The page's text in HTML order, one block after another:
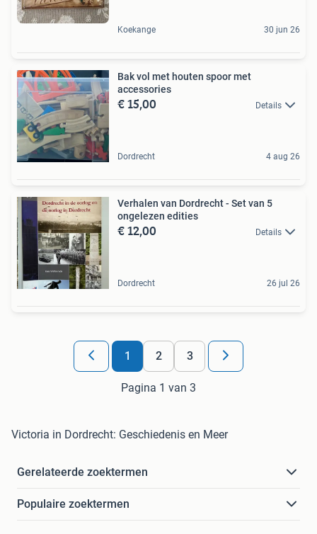
Koekange 30 jun 26
Bak vol met houten spoor met
accessories
€ 15,00 Details
Dordrecht 4 aug 26
Verhalen van Dordrecht - Set van 5
ongelezen edities
€ 12,00 Details
Dordrecht 26 jul 26
1 2 3
Pagina 1 van 3
Victoria in Dordrecht: Geschiedenis en Meer
Gerelateerde zoektermen
Populaire zoektermen